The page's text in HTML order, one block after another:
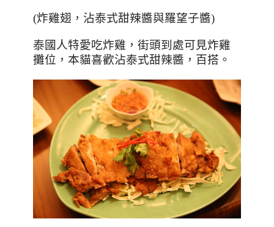
(炸雞翅，沾泰式甜辣醬與羅望子醬)
泰國人特愛吃炸雞，街頭到處可見炸雞
攤位，本貓喜歡沾泰式甜辣醬，百搭。